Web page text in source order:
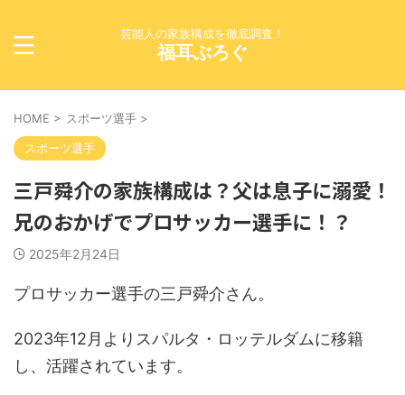
芸能人の家族構成を徹底調査！
福耳ぶろぐ
HOME > スポーツ選手 >
スポーツ選手
三戸舜介の家族構成は？父は息子に溺愛！
兄のおかげでプロサッカー選手に！？
2025年2月24日
プロサッカー選手の三戸舜介さん。
2023年12月よりスパルタ・ロッテルダムに移籍
し、活躍されています。